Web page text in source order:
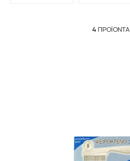
4 ΠΡΟΪΌΝΤΑ